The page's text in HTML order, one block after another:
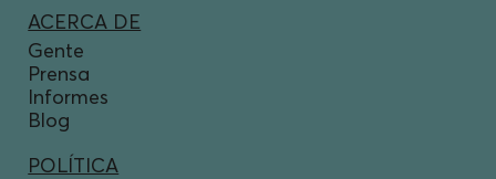
ACERCA DE
Gente
Prensa
Informes
Blog
POLÍTICA